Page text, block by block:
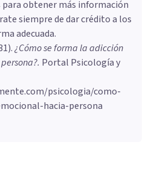
obtener más información
siempre de dar crédito a los
adecuada.
).¿Cómo se forma la adicción
. Portal Psicología y
psicologia/como-
hacia-persona